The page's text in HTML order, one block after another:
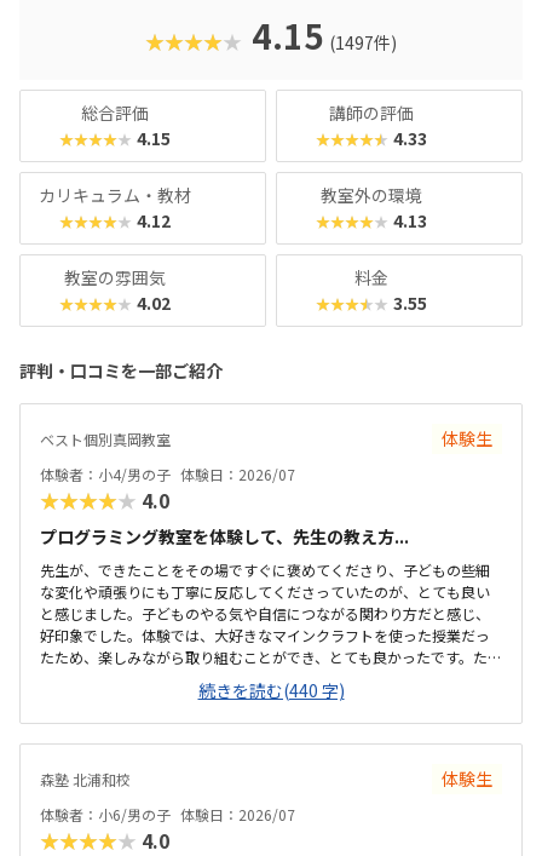
クに慣れている今の子どもでも、「安っぽい」「子どもっぽ
い」と思わず勉強に取り組めるでしょう。学習結果は通信簿
★★★★★ 4.15 (1497件)
総合評価
★★★★★ 4.15
講師の評価
★★★★★ 4.33
カリキュラム・教材
★★★★★ 4.12
教室外の環境
★★★★★ 4.13
教室の雰囲気
★★★★★ 4.02
料金
★★★★★ 3.55
評判・口コミを一部ご紹介
ベスト個別真岡教室 体験生
体験者：小4/男の子 体験日：2026/07
★★★★★ 4.0
プログラミング教室を体験して、先生の教え方...
先生が、できたことをその場ですぐに褒めてくださり、子どもの些細
な変化や頑張りにも丁寧に反応してくださっていたのが、とても良い
と感じました。子どものやる気や自信につながる関わり方だと感じ、
好印象でした。体験では、大好きなマインクラフトを使った授業だっ
たため、楽しみながら取り組むことができ、とても良かったです。た
だ、今後もずっとマインクラフトを使った内容ではないと伺ったの
で、その後も興味を持って取り組めるかどうかは少し気になる点でし
た。教室は自宅から15分ほどの距離にあり、通いやすいと感じまし
た。また、駐車場もあるため、送り迎えもしやすく、安心して通わせ
ているわけではありませんが、壁などで視線が分散しにくい工夫がさ
れており、集中しやすい雰囲気だと感じました。月4回（1回50分）で
約12,000円という料金は、我が家にとってはや...
続きを読む(440 字)
森塾 北浦和校 体験生
体験者：小6/男の子 体験日：2026/07
★★★★★ 4.0